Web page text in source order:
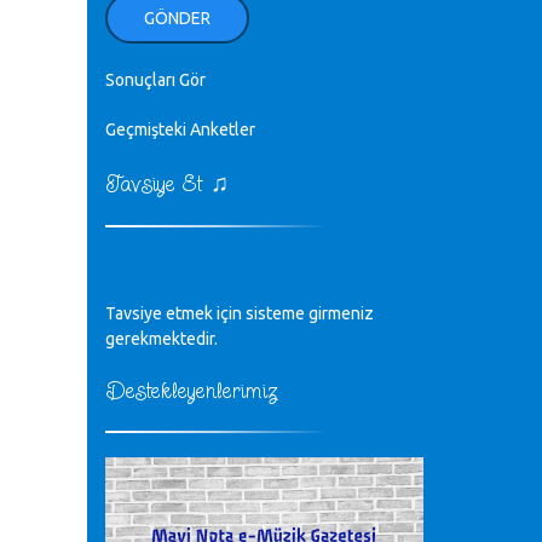
ellerinden benim için öpün.
Kurtuluş Çelebi - 07.01.2023
♪
Mavi Nota - 24.11.2022
♪
Biliyorum Cüneyt bey, yazımda da
♪
sayın müfit bey bilgilerinizi kontrol
edi 6440 sayılı cso kurulrş kanununda
GÖNDER
Sonuçları Gör
Geçmişteki Anketler
Tavsiye Et ♫
Tavsiye etmek için sisteme girmeniz
gerekmektedir.
Destekleyenlerimiz